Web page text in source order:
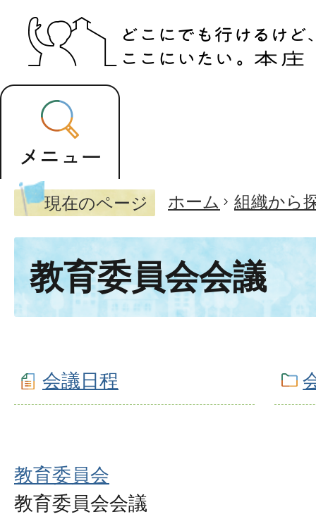
現在のページ ホーム 組織から
教育委員会会議
会議日程
教育委員会
教育委員会会議